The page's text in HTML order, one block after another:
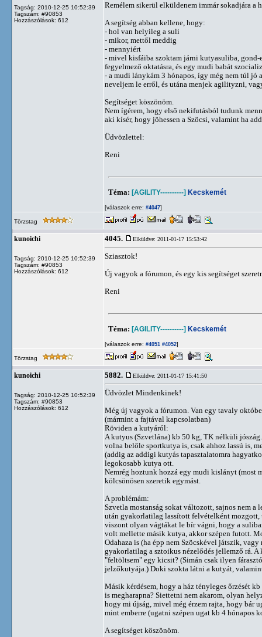
Tagság: 2010-12-25 10:52:39
Tagszám: #90853
Hozzászólások: 612
Remélem sikerül elküldenem immár sokadjára a
A segítség abban kellene, hogy:
- hol van helyileg a suli
- mikor, mettől meddig
- mennyiért
- mivel kisfáiba szoktam járni kutyasuliba,
fegyelmező oktatásra, és egy mudi babát
- a mudi lánykám 3 hónapos, így még nem túl jó
neveljem le erről, és utána menjek agilityzni,
Segítséget köszönöm.
Nem ígérem, hogy első nekifutásból tudunk
aki kísér, hogy jöhessen a Szöcsi, valamint ha
Üdvözlettel:
Reni
Téma: [AGILITY----------] Kecskemét
[válaszok erre: #4047]
Törzstag
kunoichi
Tagság: 2010-12-25 10:52:39
Tagszám: #90853
Hozzászólások: 612
4045. Elküldve: 2011-01-17 15:53:42
Sziasztok!
Új vagyok a fórumon, és egy kis segítséget
Reni
Téma: [AGILITY----------] Kecskemét
[válaszok erre: #4051 #4052]
Törzstag
kunoichi
Tagság: 2010-12-25 10:52:39
Tagszám: #90853
Hozzászólások: 612
5882. Elküldve: 2011-01-17 15:41:50
Üdvözlet Mindenkinek!
Még új vagyok a fórumon. Van egy tavaly
(mármint a fajtával kapcsolatban)
Röviden a kutyáról:
A kutyus (Szvetlána) kb 50 kg, TK nélküli
volna belőle sportkutya is, csak ahhoz lassú is,
(addig az addigi kutyás tapasztalatomra
legokosabb kutya ott.
Nemrég hoztunk hozzá egy mudi kislányt (most
kölcsönösen szeretik egymást.
A problémám:
Szvetla mostanság sokat változott, sajnos nem
után gyakorlatilag lassított felvételként mozgott,
viszont olyan vágtákat le bír vágni, hogy a
volt mellette másik kutya, akkor szépen futott.
Odahaza is (ha épp nem Szöcskével játszik,
gyakorlatilag a sztoikus nézelődés jellemző rá.
"feltöltsem" egy kicsit? (Simán csak ilyen
jelzőkutyája.) Doki szokta látni a kutyát,
Másik kérdésem, hogy a ház tényleges őrzését
is megharapna? Siettetni nem akarom, olyan
hogy mi újság, mivel még érzem rajta, hogy bár
mint emberre (ugatni szépen ugat kb 4 hónapos
A segítséget köszönöm.